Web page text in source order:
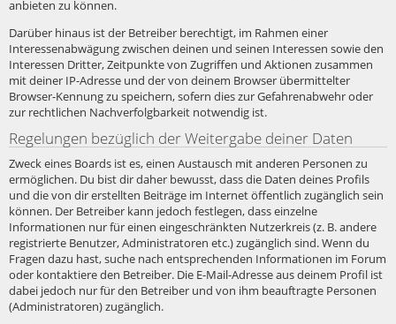
anbieten zu können.
Darüber hinaus ist der Betreiber berechtigt, im Rahmen einer
Interessenabwägung zwischen deinen und seinen Interessen sowie den
Interessen Dritter, Zeitpunkte von Zugriffen und Aktionen zusammen
mit deiner IP-Adresse und der von deinem Browser übermittelter
Browser-Kennung zu speichern, sofern dies zur Gefahrenabwehr oder
zur rechtlichen Nachverfolgbarkeit notwendig ist.
Regelungen bezüglich der Weitergabe deiner Daten
Zweck eines Boards ist es, einen Austausch mit anderen Personen zu
ermöglichen. Du bist dir daher bewusst, dass die Daten deines Profils
und die von dir erstellten Beiträge im Internet öffentlich zugänglich sein
können. Der Betreiber kann jedoch festlegen, dass einzelne
Informationen nur für einen eingeschränkten Nutzerkreis (z. B. andere
registrierte Benutzer, Administratoren etc.) zugänglich sind. Wenn du
Fragen dazu hast, suche nach entsprechenden Informationen im Forum
oder kontaktiere den Betreiber. Die E-Mail-Adresse aus deinem Profil ist
dabei jedoch nur für den Betreiber und von ihm beauftragte Personen
(Administratoren) zugänglich.